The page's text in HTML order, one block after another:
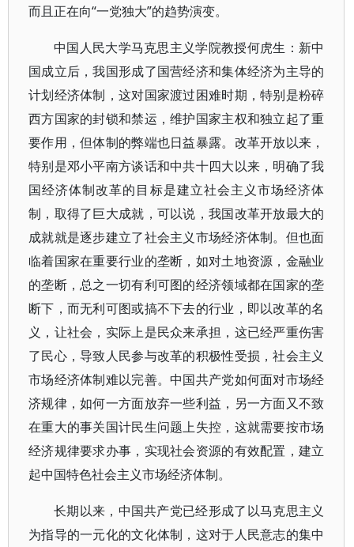
而且正在向“一党独大”的趋势演变。
中国人民大学马克思主义学院教授何虎生：新中
国成立后，我国形成了国营经济和集体经济为主导的
计划经济体制，这对国家渡过困难时期，特别是粉碎
西方国家的封锁和禁运，维护国家主权和独立起了重
要作用，但体制的弊端也日益暴露。改革开放以来，
特别是邓小平南方谈话和中共十四大以来，明确了我
国经济体制改革的目标是建立社会主义市场经济体
制，取得了巨大成就，可以说，我国改革开放最大的
成就就是逐步建立了社会主义市场经济体制。但也面
临着国家在重要行业的垄断，如对土地资源，金融业
的垄断，总之一切有利可图的经济领域都在国家的垄
断下，而无利可图或搞不下去的行业，即以改革的名
义，让社会，实际上是民众来承担，这已经严重伤害
了民心，导致人民参与改革的积极性受损，社会主义
市场经济体制难以完善。中国共产党如何面对市场经
济规律，如何一方面放弃一些利益，另一方面又不致
在重大的事关国计民生问题上失控，这就需要按市场
经济规律要求办事，实现社会资源的有效配置，建立
起中国特色社会主义市场经济体制。
长期以来，中国共产党已经形成了以马克思主义
为指导的一元化的文化体制，这对于人民意志的集中